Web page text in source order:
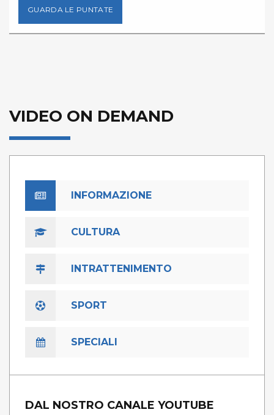
GUARDA LE PUNTATE
VIDEO ON DEMAND
INFORMAZIONE
CULTURA
INTRATTENIMENTO
SPORT
SPECIALI
DAL NOSTRO CANALE YOUTUBE